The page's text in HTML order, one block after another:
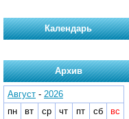
Календарь
Архив
Август - 2026
пн
вт ср чт пт сб
вс